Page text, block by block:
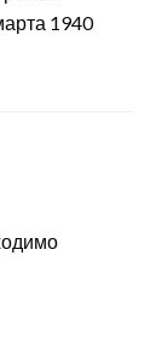
1940